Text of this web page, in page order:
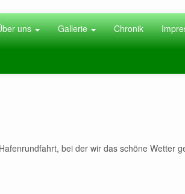
uns Gallerie Chronik
bei der wir das schöne Wetter